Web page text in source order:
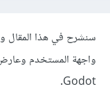
سنشرح في هذا المقال
واجهة المستخدم وعارض
Godot.